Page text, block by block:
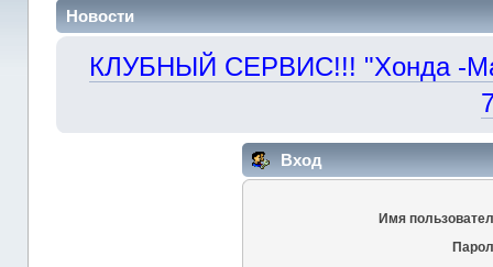
Новости
КЛУБНЫЙ СЕРВИС!!! "Хонда -
Вход
Имя